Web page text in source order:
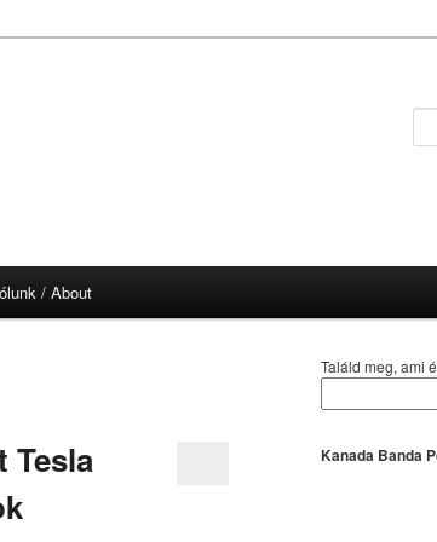
/ About
Tesla
Találd meg, ami
Kanada Banda